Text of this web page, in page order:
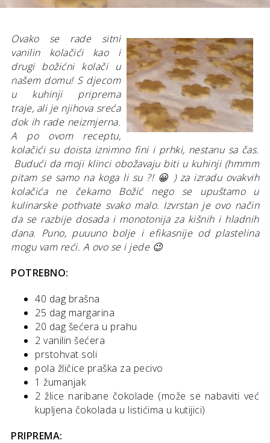
Ovako se rade sitni
vanilin kolačići kao i
drugi božićni kolači u
našem domu! S djecom
u kuhinji priprema
traje, ali je njihova sreća
dok ih rade neizmjerna.
A po ovom receptu,
kolačići su doista iznimno fini i prhki, nestanu sa čas.
Budući da moji klinci obožavaju biti u kuhinji (hmmm
pitam se samo na koga li su ?! 😀 ) za izradu ovakvih
kolačića ne čekamo Božić nego se upuštamo u
kulinarske pothvate svako malo. Izvrstan je ovo način
da se razbije dosada i monotonija za kišnih i hladnih
dana. Puno, puuuno bolje i efikasnije od plastelina
mogu vam reći. A ovo se i jede 😉
POTREBNO:
40 dag brašna
25 dag margarina
20 dag šećera u prahu
2 vanilin šećera
prstohvat soli
pola žličice praška za pecivo
1 žumanjak
2 žlice naribane čokolade (može se nabaviti već
kupljena čokolada u listićima u kutijici)
PRIPREMA: